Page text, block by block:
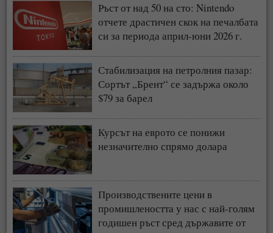
Ръст от над 50 на сто: Nintendo
отчете драстичен скок на печалбата
си за периода април-юни 2026 г.
Стабилизация на петролния пазар:
Сортът „Брент“ се задържа около
$79 за барел
Курсът на еврото се понижи
незначително спрямо долара
Производствените цени в
промишлеността у нас с най-голям
годишен ръст сред държавите от